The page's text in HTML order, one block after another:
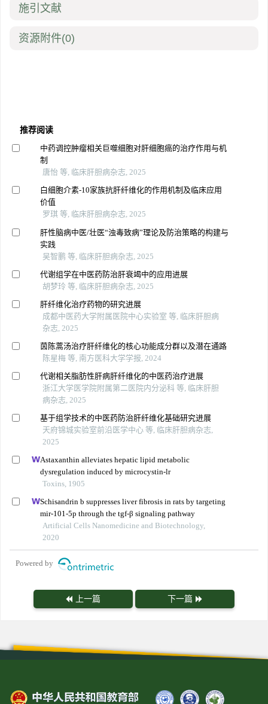
施引文献
资源附件(0)
推荐阅读
中药调控肿瘤相关巨噬细胞对肝细胞癌的治疗作用与机
制
唐怡 等, 临床肝胆病杂志, 2025
白细胞介素-10家族抗肝纤维化的作用机制及临床应用
价值
罗琪 等, 临床肝胆病杂志, 2025
肝性脑病中医/壮医“浊毒致病”理论及防治策略的构建与
实践
吴智鹏 等, 临床肝胆病杂志, 2025
代谢组学在中医药防治肝衰竭中的应用进展
胡梦玲 等, 临床肝胆病杂志, 2025
肝纤维化治疗药物的研究进展
成都中医药大学附属医院中心实验室 等, 临床肝胆病
杂志, 2025
茵陈蒿汤治疗肝纤维化的核心功能成分群以及潜在通路
陈星梅 等, 南方医科大学学报, 2024
代谢相关脂肪性肝病肝纤维化的中医药治疗进展
浙江大学医学院附属第二医院内分泌科 等, 临床肝胆
病杂志, 2025
基于组学技术的中医药防治肝纤维化基础研究进展
天府锦城实验室前沿医学中心 等, 临床肝胆病杂志,
2025
Astaxanthin alleviates hepatic lipid metabolic
dysregulation induced by microcystin-lr
Toxins, 1905
Schisandrin b suppresses liver fibrosis in rats by targeting
mir-101-5p through the tgf-β signaling pathway
Artificial Cells Nanomedicine and Biotechnology,
2020
Powered by
上一篇 下一篇